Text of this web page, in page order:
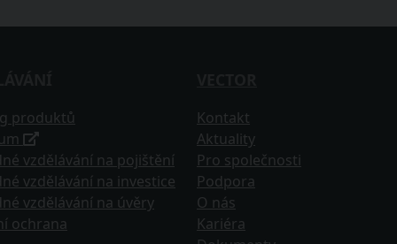
produktů
vzdělávání na pojištění
vzdělávání na investice
vzdělávání na úvěry
ochrana
Kontakt
Aktuality
Pro společnosti
Podpora
O nás
Kariéra